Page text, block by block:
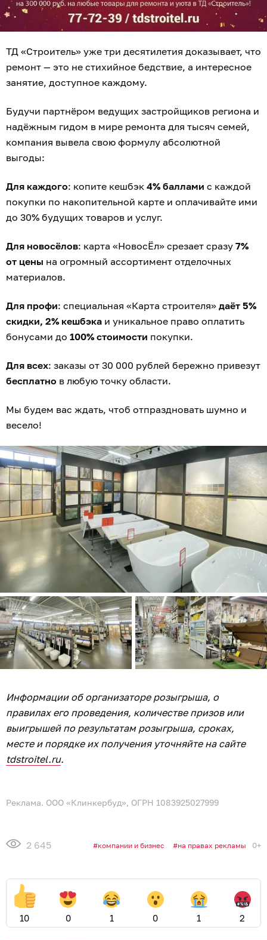
ТД «Строитель» уже три десятилетия доказывает, что
ремонт — это не стихийное бедствие, а интересное
занятие, доступное каждому.
Будучи партнёром ведущих застройщиков региона и
надёжным гидом в мире ремонта для тысяч семей,
компания вывела свою формулу абсолютной
выгоды:
Для каждого: копите кешбэк 4% баллами с каждой
покупки по накопительной карте и оплачивайте ими
до 30% будущих товаров и услуг.
Для новосёлов: карта «НовосЁл» срезает сразу 7%
от цены на огромный ассортимент отделочных
материалов.
Для профи: специальная «Карта строителя» даёт 5%
скидки, 2% кешбэка и уникальное право оплатить
бонусами до 100% стоимости покупки.
Для всех: заказы от 30 000 рублей бережно привезут
бесплатно в любую точку области.
Мы будем вас ждать, чтоб отпраздновать шумно и
весело!
Информации об организаторе розыгрыша, о
правилах его проведения, количестве призов или
выигрышей по результатам розыгрыша, сроках,
месте и порядке их получения уточняйте на сайте
tdstroitel.ru.
Реклама. ООО «Клинкербуд», ОГРН 1083925027999
2 645 компании и бизнес на правах рекламы 0+
10 0 1 0 1 2